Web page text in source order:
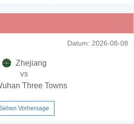
Datum: 2026-08-08
Zhejiang
vs
Three Towns
Vorhersage